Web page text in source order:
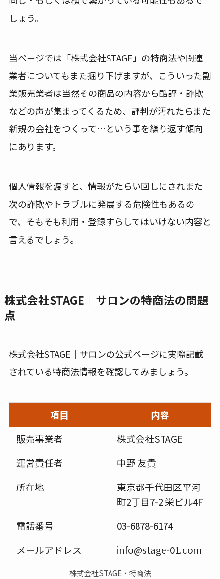
しょう。
当ページでは「株式会社STAGE」の特商法や関連
業者についてもまた掘り下げますが、こういった副
業販売業者は当然その商品の内容から酷評・詐欺
などの声が集まってくるため、評判が汚れたらまた
新規の会社をつくって…という事を繰り返す傾向
にあります。
個人情報を渡すと、情報がたらい回しにされまた
次の詐欺やトラブルに発展する危険性もあるの
で、そもそも利用・登録すらしてはいけない内容と
言えるでしょう。
株式会社STAGE｜サロンの特商法の問題
点
株式会社STAGE｜サロンの公式ページに実際記載
されている特商法情報を確認してみましょう。
項目
内容
販売事業者
株式会社STAGE
運営責任者
中野 友貴
所在地
東京都千代田区平河
町2丁目7-2 栄ビル4F
電話番号
03-6878-6174
メールアドレス
info@stage-01.com
株式会社STAGE・特商法